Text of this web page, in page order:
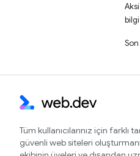
Tüm kullanıcılarınız için farklı
güvenli web siteleri